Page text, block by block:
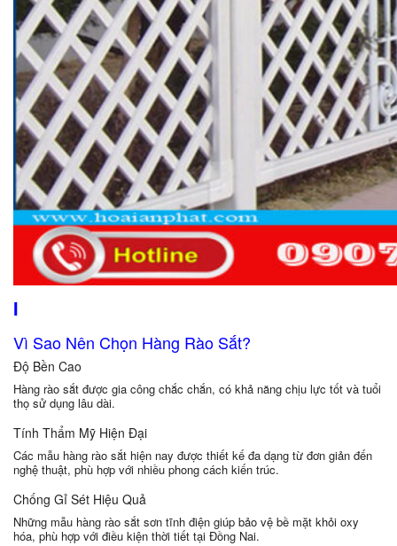
I
Vì Sao Nên Chọn Hàng Rào Sắt?
Độ Bền Cao
Hàng rào sắt được gia công chắc chắn, có khả năng chịu lực tốt và tuổi
thọ sử dụng lâu dài.
Tính Thẩm Mỹ Hiện Đại
Các mẫu hàng rào sắt hiện nay được thiết kế đa dạng từ đơn giản đến
nghệ thuật, phù hợp với nhiều phong cách kiến trúc.
Chống Gỉ Sét Hiệu Quả
Những mẫu hàng rào sắt sơn tĩnh điện giúp bảo vệ bề mặt khỏi oxy
hóa, phù hợp với điều kiện thời tiết tại Đồng Nai.